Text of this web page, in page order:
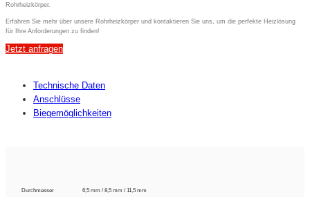
Rohrheizkörper.
Erfahren Sie mehr über unsere Rohrheizkörper und kontaktieren Sie uns, um die perfekte Heizlösung
für Ihre Anforderungen zu finden!
Jetzt anfragen
Technische Daten
Anschlüsse
Biegemöglichkeiten
Durchmesser 6,5 mm / 8,5 mm / 11,5 mm